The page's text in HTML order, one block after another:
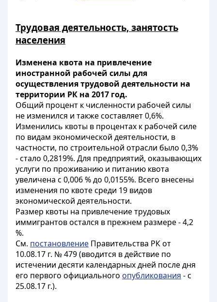
Трудовая деятельность, занятость
населения
Изменена квота на привлечение
иностранной рабочей силы для
осуществления трудовой деятельности на
территории РК на 2017 год.
Общий процент к численности рабочей силы
не изменился и также составляет 0,6%.
Изменились квоты в процентах к рабочей силе
по видам экономической деятельности, в
частности, по строительной отрасли было 0,3%
- стало 0,2819%. Для предприятий, оказывающих
услуги по проживанию и питанию квота
увеличена с 0,006 % до 0,0155%. Всего внесены
изменения по квоте среди 19 видов
экономической деятельности.
Размер квоты на привлечение трудовых
иммигрантов остался в прежнем размере - 4,2
%.
См. постановление Правительства РК от
10.08.17 г. № 479 (вводится в действие по
истечении десяти календарных дней после дня
его первого официального опубликования - с
25.08.17 г.).